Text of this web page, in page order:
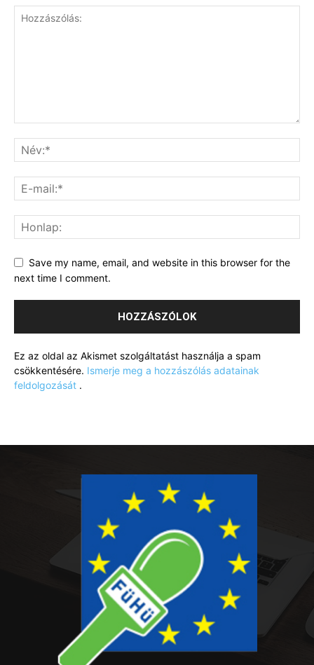
Save my name, email, and website in this browser for the
next time I comment.
Ez az oldal az Akismet szolgáltatást használja a spam
csökkentésére. Ismerje meg a hozzászólás adatainak
feldolgozását .